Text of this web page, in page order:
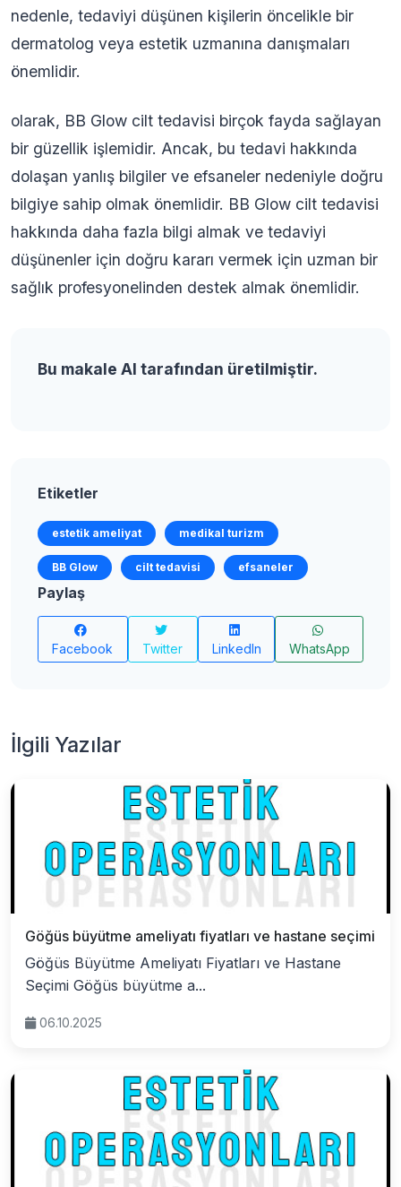
nedenle, tedaviyi düşünen kişilerin öncelikle bir
dermatolog veya estetik uzmanına danışmaları
önemlidir.
olarak, BB Glow cilt tedavisi birçok fayda sağlayan
bir güzellik işlemidir. Ancak, bu tedavi hakkında
dolaşan yanlış bilgiler ve efsaneler nedeniyle doğru
bilgiye sahip olmak önemlidir. BB Glow cilt tedavisi
hakkında daha fazla bilgi almak ve tedaviyi
düşünenler için doğru kararı vermek için uzman bir
sağlık profesyonelinden destek almak önemlidir.
Bu makale AI tarafından üretilmiştir.
Etiketler
estetik ameliyat medikal turizm
BB Glow cilt tedavisi efsaneler
Paylaş
Facebook Twitter LinkedIn WhatsApp
İlgili Yazılar
Göğüs büyütme ameliyatı fiyatları ve hastane seçimi
Göğüs Büyütme Ameliyatı Fiyatları ve Hastane
Seçimi Göğüs büyütme a...
06.10.2025